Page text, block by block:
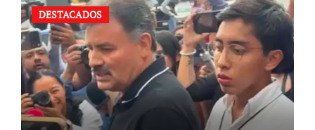
DESTACADOS